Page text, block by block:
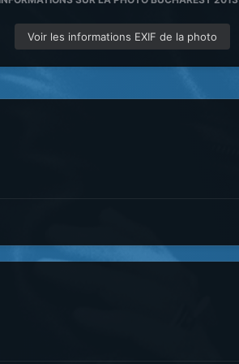
Voir les informations EXIF de la photo